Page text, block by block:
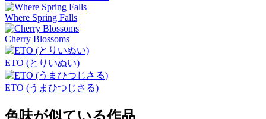
Where Spring Falls
Cherry Blossoms
ETO (とりいぬい)
ETO (うまひつじさる)
色味が似ている作品